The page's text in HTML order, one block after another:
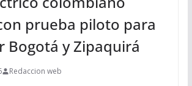
prueba piloto para
Bogotá y Zipaquirá
Redaccion web